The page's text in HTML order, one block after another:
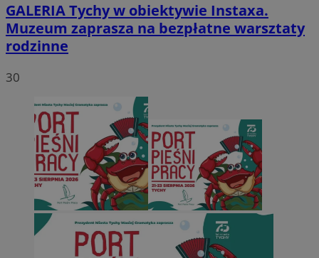
GALERIATychy w obiektywie Instaxa.
Muzeum zaprasza na bezpłatne warsztaty
rodzinne
30